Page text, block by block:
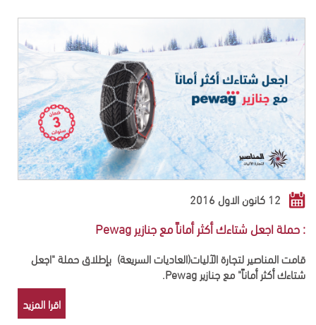
12 كانون الاول 2016
: حملة اجعل شتاءك أكثر أماناً مع جنازير Pewag
قامت المناصير لتجارة الآليات(العاديات السريعة) بإطلاق حملة "اجعل
شتاءك أكثر أماناً" مع جنازير
اقرا المزيد